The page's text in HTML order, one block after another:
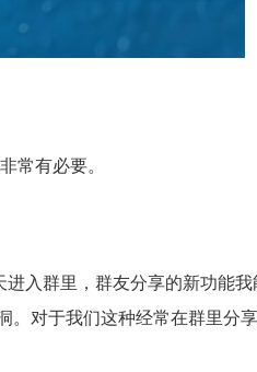
常有必要。
入群里，群友分享的新功能
。对于我们这种经常在群里分